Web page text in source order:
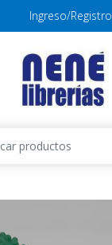
Ingreso/Registro